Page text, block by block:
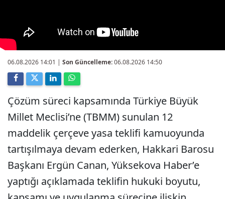
06.08.2026 14:01 | Son Güncelleme:06.08.2026 14:50
Çözüm süreci kapsamında Türkiye Büyük
Millet Meclisi’ne (TBMM) sunulan 12
maddelik çerçeve yasa teklifi kamuoyunda
tartışılmaya devam ederken, Hakkari Barosu
Başkanı Ergün Canan, Yüksekova Haber’e
yaptığı açıklamada teklifin hukuki boyutu,